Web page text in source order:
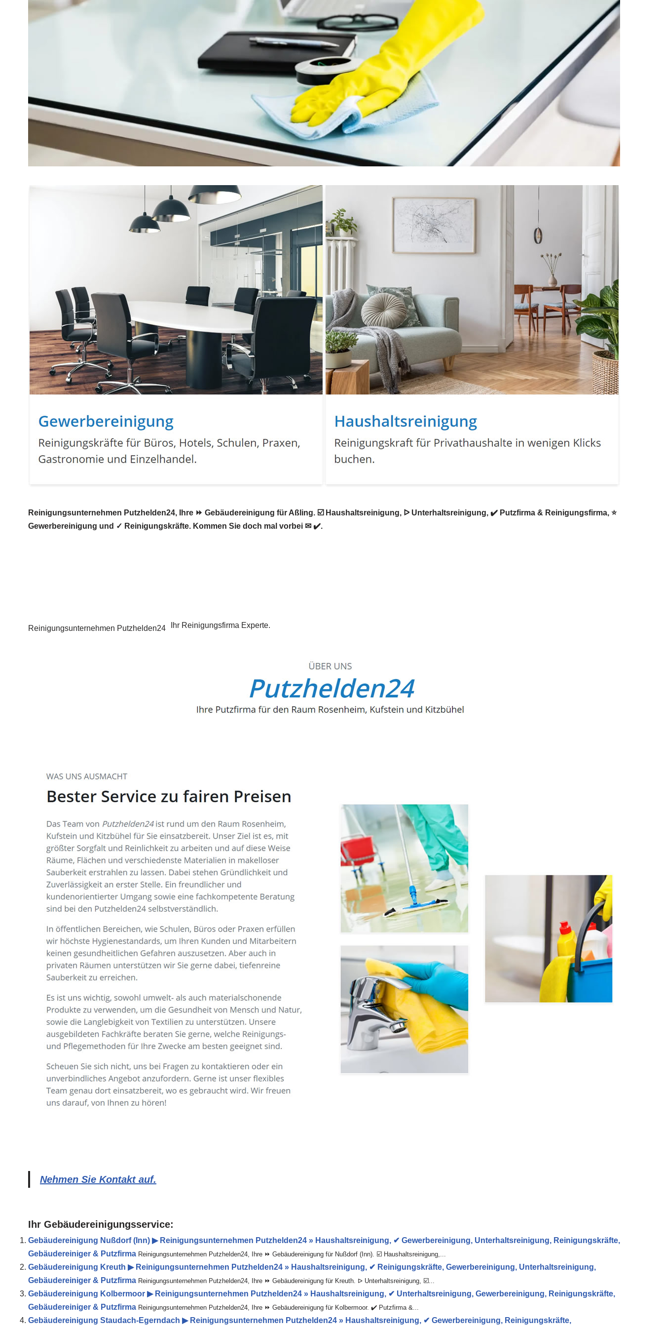
Reinigungsunternehmen Putzhelden24, Ihre ⏩ Gebäudereinigung für Aßling. ☑️ Haushaltsreinigung, ᐅ Unterhaltsreinigung, ✔️ Putzfirma & Reinigungsfirma, ⭐
Gewerbereinigung und ✓ Reinigungskräfte. Kommen Sie doch mal vorbei ✉ ✔️.
Reinigungsunternehmen Putzhelden24 Ihr Reinigungsfirma Experte.
Nehmen Sie Kontakt auf.
Ihr Gebäudereinigungsservice:
Gebäudereinigung Nußdorf (Inn) ▶︎ Reinigungsunternehmen Putzhelden24 » Haushaltsreinigung, ✔ Gewerbereinigung, Unterhaltsreinigung, Reinigungskräfte,
Gebäudereiniger & Putzfirma Reinigungsunternehmen Putzhelden24, Ihre ⏩ Gebäudereinigung für Nußdorf (Inn). ☑️ Haushaltsreinigung,...
Gebäudereinigung Kreuth ▶︎ Reinigungsunternehmen Putzhelden24 » Haushaltsreinigung, ✔ Reinigungskräfte, Gewerbereinigung, Unterhaltsreinigung,
Gebäudereiniger & Putzfirma Reinigungsunternehmen Putzhelden24, Ihre ⏩ Gebäudereinigung für Kreuth. ᐅ Unterhaltsreinigung, ☑️...
Gebäudereinigung Kolbermoor ▶︎ Reinigungsunternehmen Putzhelden24 » Haushaltsreinigung, ✔ Unterhaltsreinigung, Gewerbereinigung, Reinigungskräfte,
Gebäudereiniger & Putzfirma Reinigungsunternehmen Putzhelden24, Ihre ⏩ Gebäudereinigung für Kolbermoor. ✔️ Putzfirma &...
Gebäudereinigung Staudach-Egerndach ▶︎ Reinigungsunternehmen Putzhelden24 » Haushaltsreinigung, ✔ Gewerbereinigung, Reinigungskräfte,